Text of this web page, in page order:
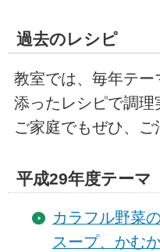
過去のレシピ
教室では、毎年テー
添ったレシピで調理
ご家庭でもぜひ、ご
平成29年度テーマ
カラフル野菜
スープ、かむ